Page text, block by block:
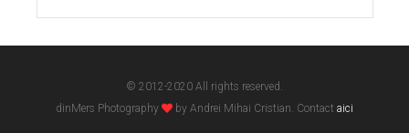
© 2012-2020 All rights reserved.
dinMers Photography
by Andrei Mihai Cristian. Contact aici